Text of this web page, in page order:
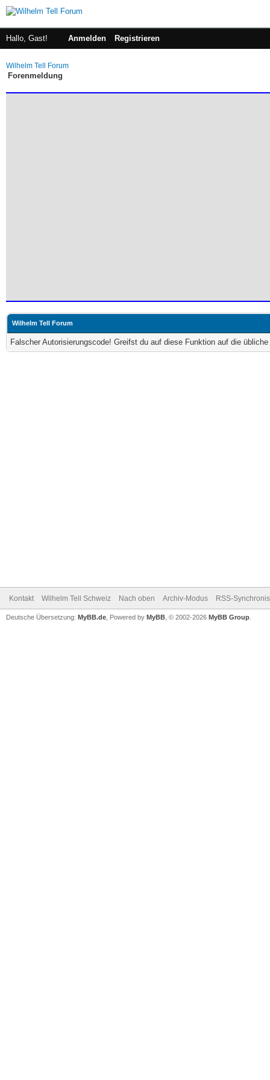
Hallo, Gast! Anmelden Registrieren
Wilhelm Tell Forum
Forenmeldung
Wilhelm Tell Forum
Falscher Autorisierungscode! Greifst du auf diese Funktion auf die
Kontakt Wilhelm Tell Schweiz Nach oben Archiv-Modus RSS-
Deutsche Übersetzung: MyBB.de , Powered by MyBB , © 2002-2026 MyBB Group